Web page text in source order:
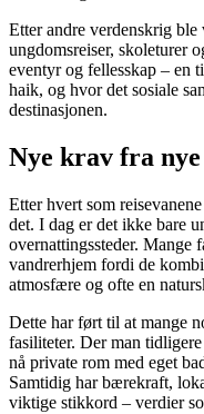
Etter andre verdenskrig
ungdomsreiser, skoleturer
eventyr og fellesskap – en
haik, og hvor det sosiale
destinasjonen.
Nye krav fra
Etter hvert som
det. I dag er det ikke bare
overnattingssteder. Mange
vandrerhjem fordi de
atmosfære og ofte en
Dette har ført til at mange
fasiliteter. Der man
nå private rom med eget
Samtidig har bærekraft,
viktige stikkord – verdier